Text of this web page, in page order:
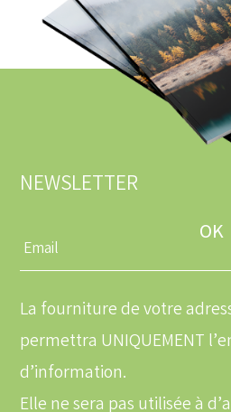
NEWSLETTER
Entrez
une
email
La fourniture de votre
permettra UNIQUEMENT
d’information.
Elle ne sera pas utilisée à